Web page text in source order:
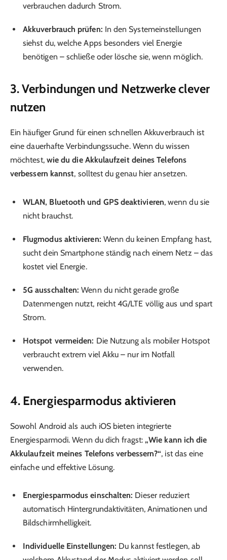
verbrauchen dadurch Strom.
Akkuverbrauch prüfen: In den Systemeinstellungen
siehst du, welche Apps besonders viel Energie
benötigen – schließe oder lösche sie, wenn möglich.
3. Verbindungen und Netzwerke clever
nutzen
Ein häufiger Grund für einen schnellen Akkuverbrauch ist
eine dauerhafte Verbindungssuche. Wenn du wissen
möchtest, wie du die Akkulaufzeit deines Telefons
verbessern kannst, solltest du genau hier ansetzen.
WLAN, Bluetooth und GPS deaktivieren, wenn du sie
nicht brauchst.
Flugmodus aktivieren: Wenn du keinen Empfang hast,
sucht dein Smartphone ständig nach einem Netz – das
kostet viel Energie.
5G ausschalten: Wenn du nicht gerade große
Datenmengen nutzt, reicht 4G/LTE völlig aus und spart
Strom.
Hotspot vermeiden: Die Nutzung als mobiler Hotspot
verbraucht extrem viel Akku – nur im Notfall
verwenden.
4. Energiesparmodus aktivieren
Sowohl Android als auch iOS bieten integrierte
Energiesparmodi. Wenn du dich fragst:„Wie kann ich die
Akkulaufzeit meines Telefons verbessern?“, ist das eine
einfache und effektive Lösung.
Energiesparmodus einschalten: Dieser reduziert
automatisch Hintergrundaktivitäten, Animationen und
Bildschirmhelligkeit.
Individuelle Einstellungen: Du kannst festlegen, ab